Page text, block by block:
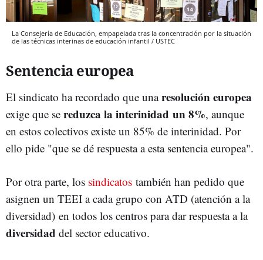
La Consejería de Educación, empapelada tras la concentración por la situación
de las técnicas interinas de educación infantil / USTEC
Sentencia europea
El sindicato ha recordado que unaresolucióneuropea
exige que se reduzca la interinidad un 8%, aunque
en estos colectivos existe un 85% de interinidad. Por
ello pide "que se dé respuesta a esta sentencia europea".
Por otra parte, los sindicatos también han pedido que
asignen un TEEI a cada grupo con ATD (atención a la
diversidad) en todos los centros para dar respuesta a la
diversidad del sector educativo.